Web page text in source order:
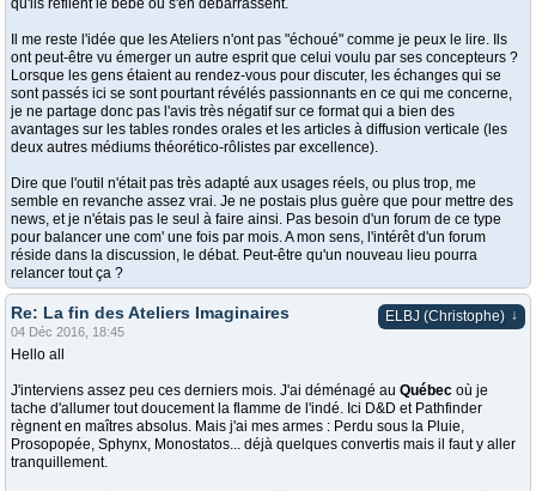
qu'ils refilent le bébé ou s'en débarrassent.
Il me reste l'idée que les Ateliers n'ont pas "échoué" comme je peux le lire. Ils
ont peut-être vu émerger un autre esprit que celui voulu par ses concepteurs ?
Lorsque les gens étaient au rendez-vous pour discuter, les échanges qui se
sont passés ici se sont pourtant révélés passionnants en ce qui me concerne,
je ne partage donc pas l'avis très négatif sur ce format qui a bien des
avantages sur les tables rondes orales et les articles à diffusion verticale (les
deux autres médiums théorético-rôlistes par excellence).
Dire que l'outil n'était pas très adapté aux usages réels, ou plus trop, me
semble en revanche assez vrai. Je ne postais plus guère que pour mettre des
news, et je n'étais pas le seul à faire ainsi. Pas besoin d'un forum de ce type
pour balancer une com' une fois par mois. A mon sens, l'intérêt d'un forum
réside dans la discussion, le débat. Peut-être qu'un nouveau lieu pourra
relancer tout ça ?
ELBJ (Christophe) ↓
Re: La fin des Ateliers Imaginaires
04 Déc 2016, 18:45
Hello all
J'interviens assez peu ces derniers mois. J'ai déménagé au Québec où je
tache d'allumer tout doucement la flamme de l'indé. Ici D&D et Pathfinder
règnent en maîtres absolus. Mais j'ai mes armes : Perdu sous la Pluie,
Prosopopée, Sphynx, Monostatos... déjà quelques convertis mais il faut y aller
tranquillement.